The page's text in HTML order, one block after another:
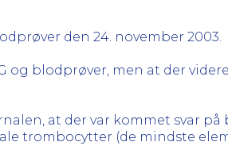
den 24. november 2003.
og blodprøver, men at der
at der var kommet svar på
trombocytter (de mindste